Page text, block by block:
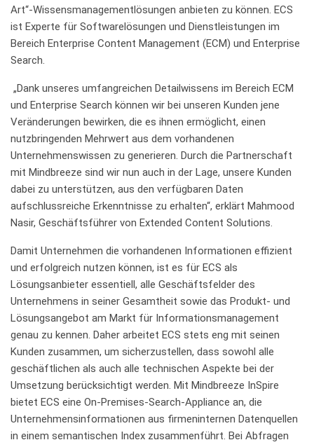
Art“-Wissensmanagementlösungen anbieten zu können. ECS
ist Experte für Softwarelösungen und Dienstleistungen im
Bereich Enterprise Content Management (ECM) und Enterprise
Search.
„Dank unseres umfangreichen Detailwissens im Bereich ECM
und Enterprise Search können wir bei unseren Kunden jene
Veränderungen bewirken, die es ihnen ermöglicht, einen
nutzbringenden Mehrwert aus dem vorhandenen
Unternehmenswissen zu generieren. Durch die Partnerschaft
mit Mindbreeze sind wir nun auch in der Lage, unsere Kunden
dabei zu unterstützen, aus den verfügbaren Daten
aufschlussreiche Erkenntnisse zu erhalten“, erklärt Mahmood
Nasir, Geschäftsführer von Extended Content Solutions.
Damit Unternehmen die vorhandenen Informationen effizient
und erfolgreich nutzen können, ist es für ECS als
Lösungsanbieter essentiell, alle Geschäftsfelder des
Unternehmens in seiner Gesamtheit sowie das Produkt- und
Lösungsangebot am Markt für Informationsmanagement
genau zu kennen. Daher arbeitet ECS stets eng mit seinen
Kunden zusammen, um sicherzustellen, dass sowohl alle
geschäftlichen als auch alle technischen Aspekte bei der
Umsetzung berücksichtigt werden. Mit Mindbreeze InSpire
bietet ECS eine On-Premises-Search-Appliance an, die
Unternehmensinformationen aus firmeninternen Datenquellen
in einem semantischen Index zusammenführt. Bei Abfragen